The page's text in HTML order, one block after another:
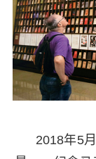
2018年5